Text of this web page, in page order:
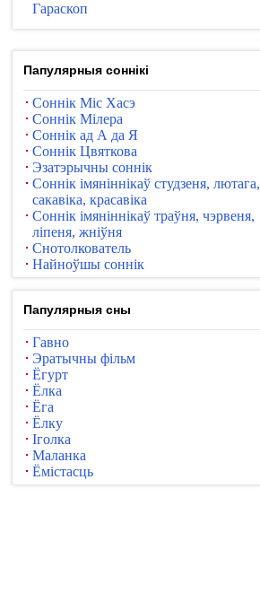
Гараскоп
Папулярныя соннікі
Соннік Міс Хасэ
Соннік Мілера
Соннік ад А да Я
Соннік Цвяткова
Эзатэрычны соннік
Соннік імяніннікаў студзеня, лютага,
сакавіка, красавіка
Соннік імяніннікаў траўня, чэрвеня,
ліпеня, жніўня
Снотолкователь
Найноўшы соннік
Папулярныя сны
Гавно
Эратычны фільм
Ёгурт
Ёлка
Ёга
Ёлку
Іголка
Маланка
Ёмістасць